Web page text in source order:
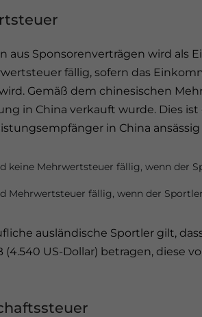
aus Sponsorenverträgen wird als
fällig, sofern das
Gemäß dem chinesischen
in China verkauft wurde. Dies
in China
keine Mehrwertsteuer fällig, wenn der
Mehrwertsteuer fällig, wenn der
ausländische Sportler gilt,
(4.540 US-Dollar) betragen, diese